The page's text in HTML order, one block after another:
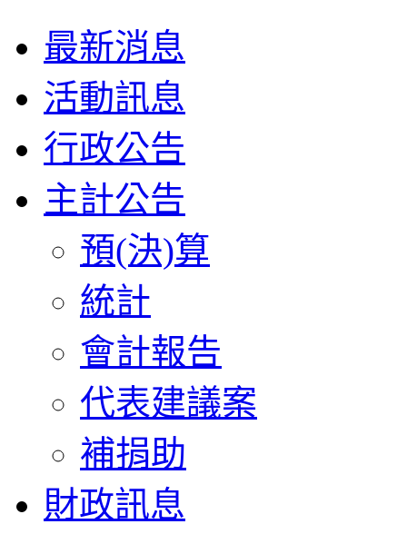
最新消息
活動訊息
行政公告
主計公告
預(決)算
統計
會計報告
代表建議案
補捐助
財政訊息